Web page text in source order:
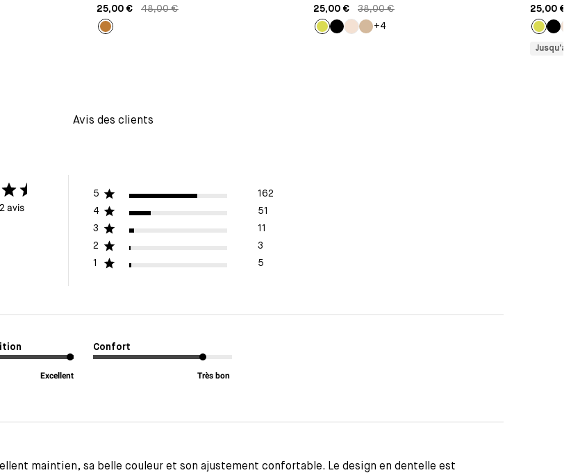
25,00 €
48,00 €
Or
25,00 €
38,00 €
JauneNoirMilk
+4
25,00 €
Jaune
Jusqu'au
Avis des clients
avis
5
162
4
51
3
11
2
3
1
5
Excellent
Confort
Très bon
maintien, sa belle couleur et son ajustement confortable. Le design en dentelle est